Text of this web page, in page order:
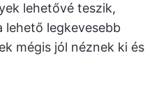
lehetővé teszik,
lehető legkevesebb
mégis jól néznek ki és